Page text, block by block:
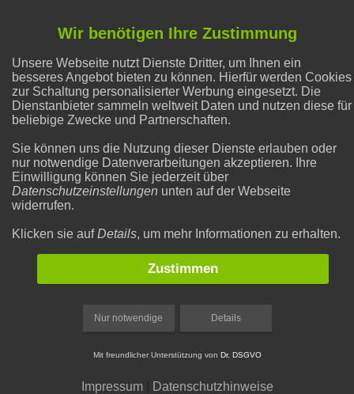
Abnehmen
Hausmittel Zitrone
Gesunder Schlaf
Rechtliches Datenschutzeinstellungen Impressum
Wir benötigen Ihre Zustimmung
Unsere Webseite nutzt Dienste Dritter, um Ihnen ein
besseres Angebot bieten zu können. Hierfür werden Cookies
zur Schaltung personalisierter Werbung eingesetzt. Die
Dienstanbieter sammeln weltweit Daten und nutzen diese für
beliebige Zwecke und Partnerschaften.
Sie können uns die Nutzung dieser Dienste erlauben oder
nur notwendige Datenverarbeitungen akzeptieren. Ihre
Einwilligung können Sie jederzeit über
Datenschutzeinstellungen unten auf der Webseite
widerrufen.
Klicken sie aufDetails, um mehr Informationen zu erhalten.
Zustimmen
Nur notwendige Details
Mit freundlicher Unterstützung von Dr. DSGVO
Impressum| Datenschutzhinweise